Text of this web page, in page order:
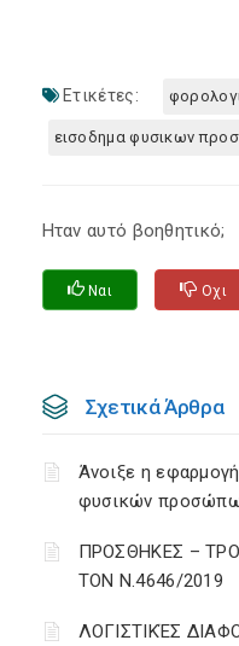
Ετικέτες:
εισοδημα φυσικων
Ηταν αυτό βοηθητικό;
Ναι Οχι
Σχετικά Άρθρα
Άνοιξε η
φυσικών
ΠΡΟΣΘΗΚΕΣ –
ΤΟΝ Ν.4646/2019
ΛΟΓΙΣΤΙΚΈΣ